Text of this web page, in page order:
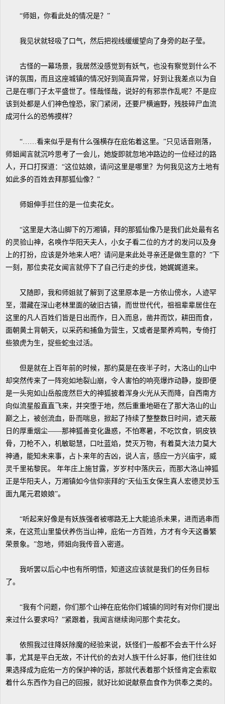
“师姐，你看此处的情况是？”
我见状就轻吸了口气，然后把视线缓缓望向了身旁的赵子莹。
古怪的一幕场景，我居然没感觉到有妖气，也没有察觉到什么不
详的氛围，而且这座城镇的情况好到简直异常，好到让我差点以为自
己是在哪门子太平盛世了。怪哉怪哉，说好的有邪祟作乱呢？不是应
该到处都是人们神色惶恐，家门紧闭，还要尸横遍野，残肢碎尸血流
成河什么的恐怖摸样？
“……看来似乎是有什么强横存在庇佑着这里。”只见话音刚落，
师姐闻言就沉吟思考了一会儿，她旋即就忽地冲路边的一位经过的路
人，开口打探道：“这位姑娘，请问这里是哪里？为何我见这方土地有
如此多的百姓去拜那狐仙像？”
师姐伸手拦住的是一位卖花女。
“这里是大洛山脚下的万湘镇，拜的那狐仙像乃是我们此处最有名
的灵验山神，名唤作华阳天夫人，小女子看二位的方才的发问以及身
上的打扮，应该是外地来人吧？请问是来此处寻亲还是做生意的？”下
一刻，那位卖花女闻言就停下了自己行走的步伐，她娓娓道来。
又随即，我和师姐就了解到了这里原本是一方依山傍水，人迹罕
至，潜藏在深山老林里面的破旧古镇，而世世代代，祖祖辈辈居住在
这里的凡人百姓们皆是日出而作，日入而息，凿井而饮，耕田而食，
面朝黄土背朝天，以采药和捕鱼为营生，又或者是聚养鸡鸭，专倚打
些狼虎为生，捉些蛇虫过活。
但是就在上百年前的时候，那约莫是在夜半子时，大洛山的山中
却突然传来了一阵宛如地裂山崩，令人害怕的响亮爆炸动静，旋即便
是一头宛如山岳般庞然巨大的神狐披着浑身火光从天而降，自西南方
向似流星般直直飞来，并突堕于地，然后重重地砸在了那大洛山的山
巅之上，被创流血，卧而喘息，掀起了持续了整整数日时间，遮天蔽
日的厚重烟尘——那神狐善变化蛊惑，不怕寒暑，不吃饮食，铜皮铁
骨，刀枪不入，机敏聪慧，口吐蓝焰，焚灭万物，有着莫大法力莫大
神通，能知未来事，占卜来年的吉凶，说人言，感应一方兴庙宇，威
灵千里祐黎民。 年年庄上施甘露，岁岁村中落庆云，而那大洛山神狐
正是华阳夫人，万湘镇如今信仰崇拜的“天仙玉女保生真人宏德灵妙玉
面九尾元君娘娘”。
“听起来好像是有妖族强者被哪路无上大能追杀未果，进而逃串而
来，在这荒山里蛰伏养伤当山神，庇佑一方百姓，方才有今天这番繁
荣景象。”忽地，师姐向我传音入密道。
我听罢以后心中也有所明悟，知道这应该就是我们的任务目标
了。
“我有个问题，你们那个山神在庇佑你们城镇的同时有对你们提出
来过什么要求吗？”紧跟着，我闻言继续询问那个卖花女。
依照我过往降妖除魔的经验来说，妖怪们一般都不会去干什么好
事，尤其是平白无故，不计代价的去对人族干什么好事，他们往往如
果选择成为庇佑一方的保护神的话，那就代表着那个妖怪肯定会索取
着什么东西作为自己的回报，就好比如说献祭血食作为供奉之类的。